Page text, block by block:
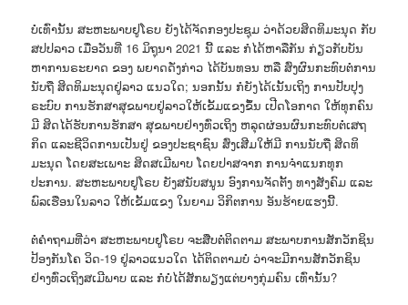
ບໍ່ເທົ່ານັ້ນ ສະຫະພາບຢູໂຣບ ຍັງໄດ້ຈັດກອງປະຊຸມ ວ່າດ້ວຍສິດທິມະນຸດ ກັບ
ສປປລາວ ເມື່ອວັນທີ່ 16 ມິຖຸນາ 2021 ນີ້ ແລະ ກໍໄດ້ຫາລືກັນ ກ່ຽວກັບບັນ
ຫາການຣະຍາດ ຂອງ ພຍາດດັ່ງກ່າວ ໄດ້ບັນທອນ ຫລື ສົ່ງຜົນກະທົບຕໍ່ການ
ນັບຖື ສິດທິມະນຸດຢູ່ລາວ ແນວໃດ; ນອກນັ້ນ ກໍຍັງໄດ້ເນັ້ນເຖິງ ການປັບປຸງ
ຣະບົບ ການຮັກສາສຸຂພາບຢູ່ລາວໃຫ້ເຂັ້ມແຂງຂຶ້ນ ເປີດໂອກາດ ໃຫ້ທຸກຄົນ
ມີ ສິດໄດ້ຮັບການຮັກສາ ສຸຂພາບຢ່າງທົ່ວເຖິງ ຫລຸດຜ່ອນຜົນກະທົບຕໍ່ເສຖ
ກິດ ແລະຊີວິດການເປັນຢູ່ ຂອງປະຊາຊົນ ສົ່ງເສີມໃຫ້ມີ ການນັບຖື ສິດທິ
ມະນຸດ ໂດຍສະເພາະ ສິດສເມີພາບ ໂດຍປາສຈາກ ການຈຳແນກທຸກ
ປະການ. ສະຫະພາບຢູໂຣບ ຍັງສນັບສນູນ ອົງການຈັດຕັ້ງ ທາງສັງຄົມ ແລະ
ພົລເຮືອນໃນລາວ ໃຫ້ເຂັ້ມແຂງ ໃນຍາມ ວິກິຕການ ອັນຮ້າຍແຮງນີ້.
ຕໍ່ຄຳຖາມທີ່ວ່າ ສະຫະພາບຢູໂຣບ ຈະສືບຕໍ່ຕິດຕາມ ສະພາບການສັກວັກຊິນ
ປ້ອງກັນໂຄ ວິດ-19 ຢູ່ລາວແນວໃດ ໄດ້ຕິດຕາມບໍ່ ວ່າຈະມີການສັກວັກຊິນ
ຢ່າງທົ່ວເຖິງສເມີພາບ ແລະ ກໍບໍ່ໄດ້ສັກພຽງແຕ່ບາງກຸ່ມຄົນ ເທົ່ານັ້ນ?